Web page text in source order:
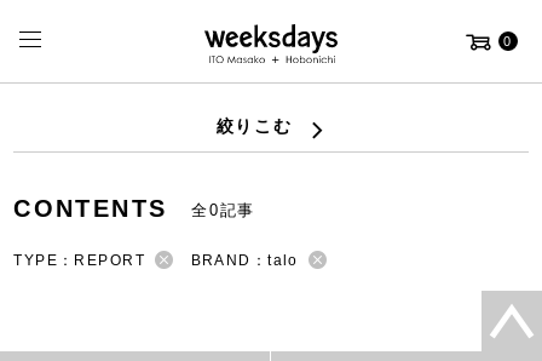
0
絞りこむ
CONTENTS 全0記事
TYPE：REPORT BRAND：talo